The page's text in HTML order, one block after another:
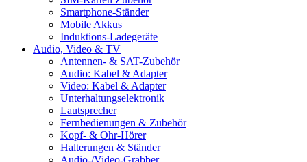
Smartphone-Ständer
Mobile Akkus
Induktions-Ladegeräte
Audio, Video & TV
Antennen- & SAT-Zubehör
Audio: Kabel & Adapter
Video: Kabel & Adapter
Unterhaltungselektronik
Lautsprecher
Fernbedienungen & Zubehör
Kopf- & Ohr-Hörer
Halterungen & Ständer
Audio-/Video-Grabber